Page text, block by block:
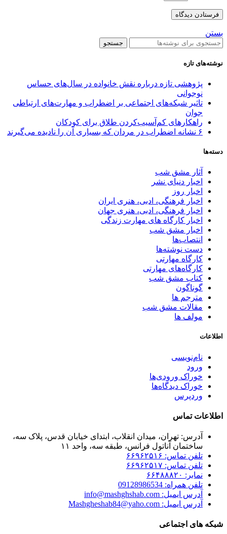
بستن
جستجو
نوشته‌های تازه
پژوهشی تازه درباره نقش خانواده در سال‌های حساس
نوجوانی
تاثیر شبکه‌های اجتماعی بر اضطراب و مهارت‌های ارتباطی
جوان
راهکارهای کم‌آسیب‌کردن طلاق برای کودکان
۶ نشانه اضطراب در مردان که بسیاری آن را نادیده می‌گیرند
دسته‌ها
آثار مشق شب
اخبار دنیای نشر
اخبار روز
اخبار فرهنگی، ادبی، هنری ایران
اخبار فرهنگی، ادبی، هنری جهان
اخبار کارگاه های مهارت زندگی
اخبار مشق شب
انتصاب‌ها
دست نوشته‌ها
کارگاه مهارتی
کارگاه‌های مهارتی
کتاب مشق شب
گوناگون
مترجم ها
مقالات مشق شب
مولف ها
اطلاعات
نام‌نویسی
ورود
خوراک ورودی‌ها
خوراک دیدگاه‌ها
وردپرس
اطلاعات تماس
آدرس: تهران، میدان انقلاب، ابتدای خیابان قدس، پلاک سه،
ساختمان آناتول فرانس، طبقه سه، واحد ۱۱
تلفن تماس: ۶۶۹۶۲۵۱۶
تلفن تماس: ۶۶۹۶۲۵۱۷
نمابر: ۶۶۴۸۸۸۲۰
تلفن همراه: 09128986534
آدرس ایمیل: info@mashghshab.com
آدرس ایمیل: Mashgheshab84@yaho.com
شبکه های اجتماعی